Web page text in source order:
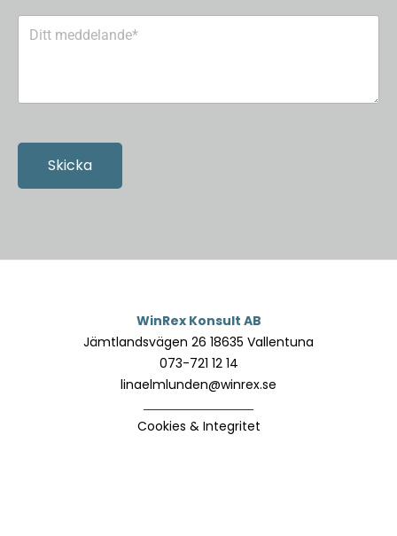
WinRex Konsult AB
Jämtlandsvägen 26 18635 Vallentuna
073-721 12 14
linaelmlunden@winrex.se
Cookies & Integritet